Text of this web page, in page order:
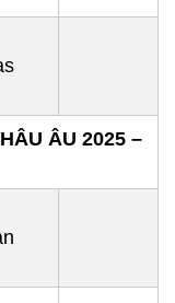
ÂU 2025 –